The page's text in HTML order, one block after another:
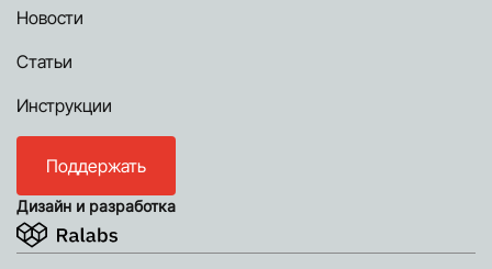
Новости
Статьи
Инструкции
Поддержать
Дизайн и разработка